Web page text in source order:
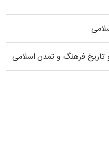
تاریخ فرهنگ و تمدن اسلامی